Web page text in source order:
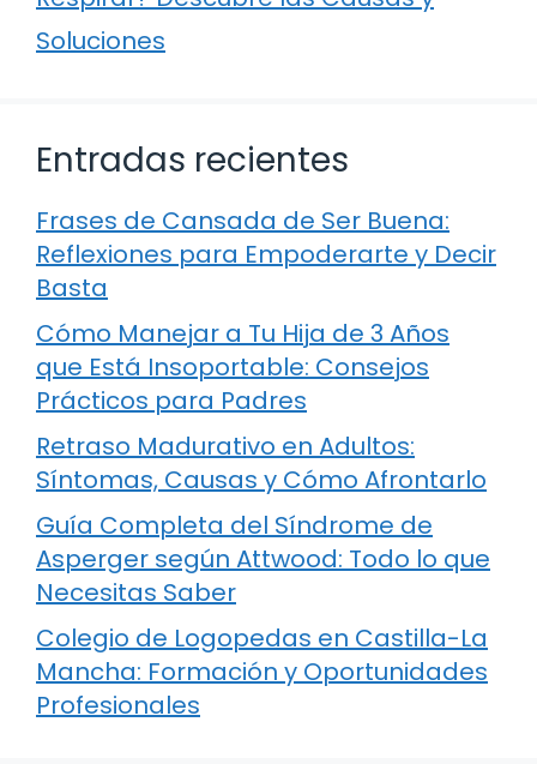
Soluciones
Entradas recientes
Frases de Cansada de Ser Buena:
Reflexiones para Empoderarte y Decir
Basta
Cómo Manejar a Tu Hija de 3 Años
que Está Insoportable: Consejos
Prácticos para Padres
Retraso Madurativo en Adultos:
Síntomas, Causas y Cómo Afrontarlo
Guía Completa del Síndrome de
Asperger según Attwood: Todo lo que
Necesitas Saber
Colegio de Logopedas en Castilla-La
Mancha: Formación y Oportunidades
Profesionales